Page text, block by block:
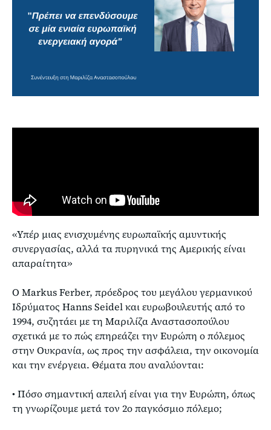
«Υπέρ μιας ενισχυμένης ευρωπαϊκής αμυντικής
συνεργασίας, αλλά τα πυρηνικά της Αμερικής είναι
απαραίτητα»
Ο Markus Ferber, πρόεδρος του μεγάλου γερμανικού
Ιδρύματος Hanns Seidel και ευρωβουλευτής από το
1994, συζητάει με τη Μαριλίζα Αναστασοπούλου
σχετικά με το πώς επηρεάζει την Ευρώπη ο πόλεμος
στην Ουκρανία, ως προς την ασφάλεια, την οικονομία
και την ενέργεια. Θέματα που αναλύονται:
• Πόσο σημαντική απειλή είναι για την Ευρώπη, όπως
τη γνωρίζουμε μετά τον 2ο παγκόσμιο πόλεμο;